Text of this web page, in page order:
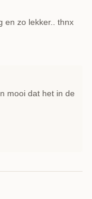
en zo lekker.. thnx
mooi dat het in de